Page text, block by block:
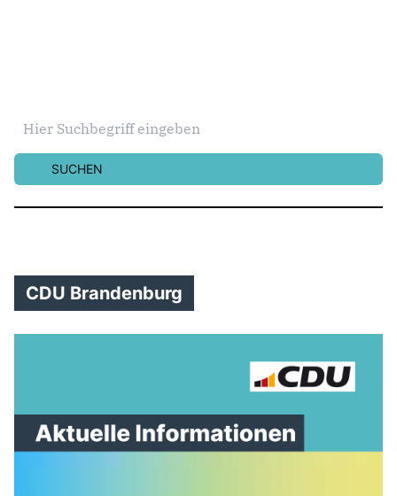
SUCHEN
CDU Brandenburg